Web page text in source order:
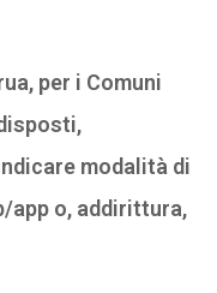
per i Comuni
modalità di
app o, addirittura,